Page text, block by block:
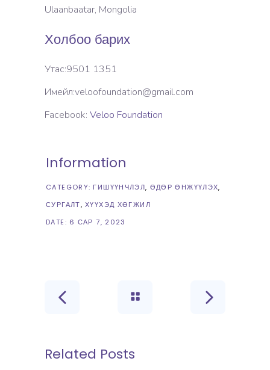
Ulaanbaatar, Mongolia
Холбоо барих
Утас:9501 1351
Имейл:veloofoundation@gmail.com
Facebook: Veloo Foundation
Information
CATEGORY: ГИШҮҮНЧЛЭЛ ӨДӨР ӨНЖҮҮЛЭХ
СУРГАЛТ ХҮҮХЭД ХӨГЖИЛ
DATE: 6 САР 7, 2023
Related Posts